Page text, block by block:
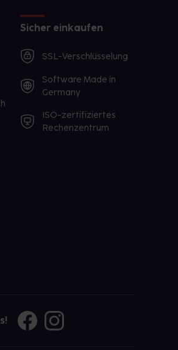
Sicher einkaufen
SSL-Verschlüsselung
Software Made in
Germany
ISO-zertifiziertes
Rechenzentrum